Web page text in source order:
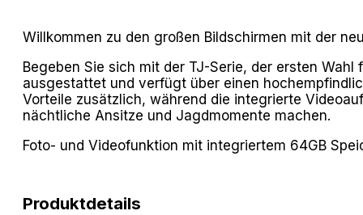
Willkommen zu den großen Bildschirmen mit der
Begeben Sie sich mit der TJ-Serie, der ersten
ausgestattet und verfügt über einen
Vorteile zusätzlich, während die integrierte
nächtliche Ansitze und Jagdmomente machen.
Foto- und Videofunktion mit integriertem 64GB
Produktdetails